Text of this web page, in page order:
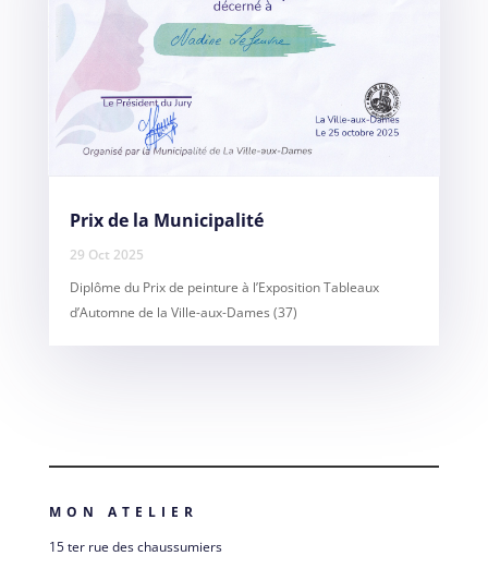
Prix de la Municipalité
29 Oct 2025
Diplôme du Prix de peinture à l’Exposition Tableaux
d’Automne de la Ville-aux-Dames (37)
MON ATELIER
15 ter rue des chaussumiers